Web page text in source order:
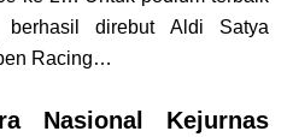
direbut Aldi Satya
Racing…
Nasional Kejurnas